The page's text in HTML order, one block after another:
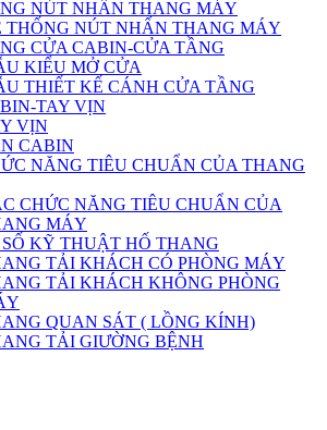
NÚT NHẤN THANG MÁY
THỐNG NÚT NHẤN THANG MÁY
CỬA CABIN-CỬA TẦNG
KIỂU MỞ CỬA
THIẾT KẾ CÁNH CỬA TẦNG
TAY VỊN
VỊN
CABIN
NĂNG TIÊU CHUẨN CỦA THANG
CHỨC NĂNG TIÊU CHUẨN CỦA
MÁY
KỸ THUẬT HỐ THANG
TẢI KHÁCH CÓ PHÒNG MÁY
TẢI KHÁCH KHÔNG PHÒNG
QUAN SÁT ( LỒNG KÍNH)
TẢI GIƯỜNG BỆNH